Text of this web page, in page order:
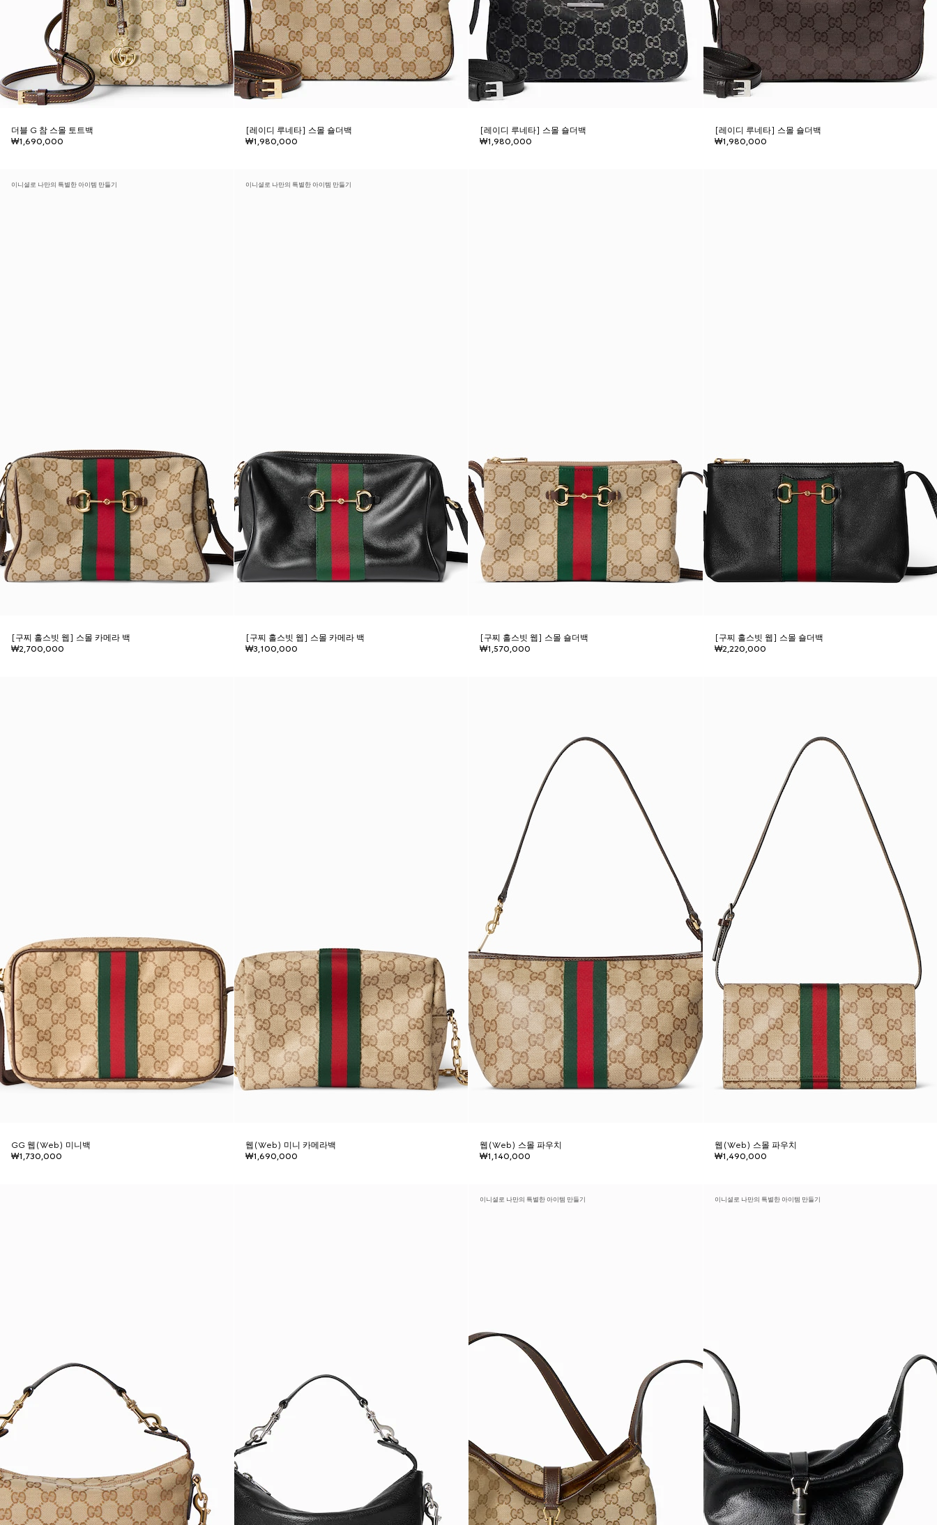
더블 G 참 스몰 토트백
₩1,690,000
[레이디 루네타] 스몰 숄더백
₩1,980,000
[레이디 루네타] 스몰 숄더백
₩1,980,000
[레이디 루네타] 스몰 숄더백
₩1,980,000
이니셜로 나만의 특별한 아이템 만들기
[구찌 홀스빗 웹] 스몰 카메라 백
₩2,700,000
이니셜로 나만의 특별한 아이템 만들기
[구찌 홀스빗 웹] 스몰 카메라 백
₩3,100,000
[구찌 홀스빗 웹] 스몰 숄더백
₩1,570,000
[구찌 홀스빗 웹] 스몰 숄더백
₩2,220,000
GG 웹(Web) 미니백
₩1,730,000
웹(Web) 미니 카메라백
₩1,690,000
웹(Web) 스몰 파우치
₩1,140,000
웹(Web) 스몰 파우치
₩1,490,000
이니셜로 나만의 특별한 아이템 만들기 이니셜로 나만의 특별한 아이템 만들기